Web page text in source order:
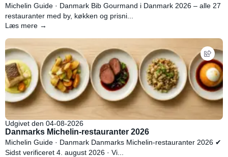
Michelin Guide · Danmark Bib Gourmand i Danmark 2026 – alle 27
restauranter med by, køkken og prisni...
Læs mere →
Udgivet den 04-08-2026
Danmarks Michelin-restauranter 2026
Michelin Guide · Danmark Danmarks Michelin-restauranter 2026 ✔
Sidst verificeret 4. august 2026 · Vi...